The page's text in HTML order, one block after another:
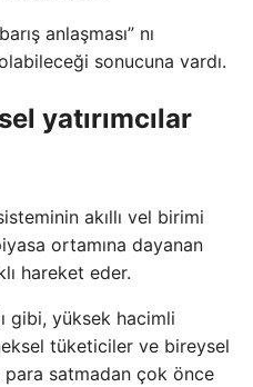
anlaşması” nı
sonucuna vardı.
yatırımcılar
akıllı vel birimi
ortamına dayanan
hareket eder.
gibi, yüksek hacimli
tüketiciler ve bireysel
para satmadan çok önce